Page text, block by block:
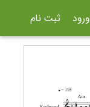
ثبت نام ورود